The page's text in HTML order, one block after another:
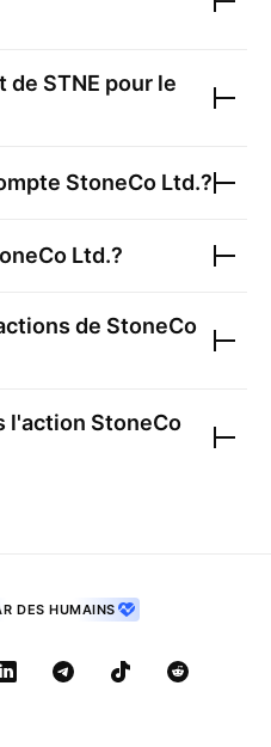
de STNE pour le
StoneCo Ltd.?
Ltd.?
de StoneCo
l'action StoneCo
DES HUMAINS